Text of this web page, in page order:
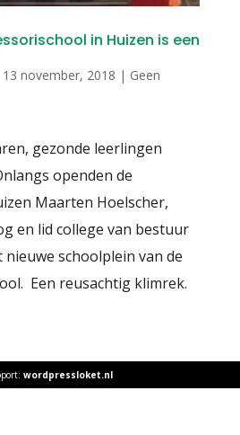
in Huizen is een
13 november, 2018 | Geen
gezonde leerlingen
openden de
Maarten Hoelscher,
en lid college van bestuur
schoolplein van de
Een reusachtig klimrek.
wordpressloket.nl